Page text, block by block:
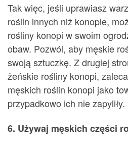
Tak więc, jeśli uprawiasz
roślin innych niż konopie,
rośliny konopi w swoim
obaw. Pozwól, aby męskie
swoją sztuczkę. Z drugiej
żeńskie rośliny konopi,
męskich roślin konopi jako
przypadkowo ich nie zapyliły.
6. Używaj męskich części